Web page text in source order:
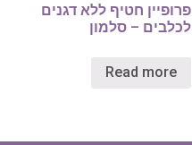
פרופיין חטיף ללא דגנים
לכלבים – סלמון
Read more